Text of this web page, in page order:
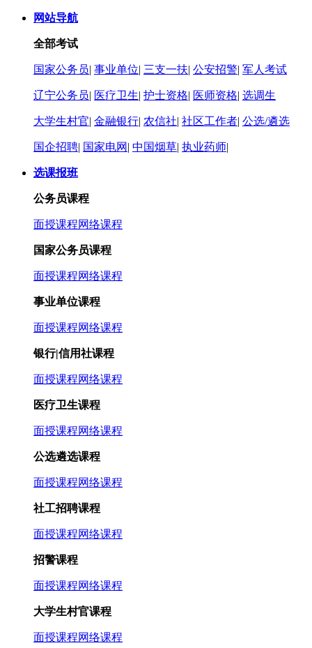
网站导航
全部考试
国家公务员| 事业单位| 三支一扶| 公安招警| 军人考试
辽宁公务员| 医疗卫生| 护士资格| 医师资格| 选调生
大学生村官| 金融银行| 农信社| 社区工作者| 公选/遴选
国企招聘| 国家电网 | 中国烟草| 执业药师|
选课报班
公务员课程
面授课程网络课程
国家公务员课程
面授课程网络课程
事业单位课程
面授课程网络课程
银行|信用社课程
面授课程网络课程
医疗卫生课程
面授课程网络课程
公选遴选课程
面授课程网络课程
社工招聘课程
面授课程网络课程
招警课程
面授课程网络课程
大学生村官课程
面授课程网络课程